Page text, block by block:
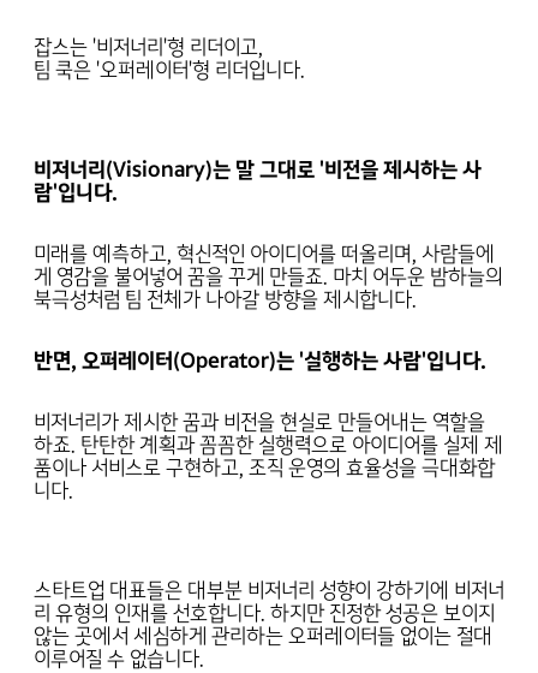
잡스는 '비저너리'형 리더이고,
팀 쿡은 '오퍼레이터'형 리더입니다.
비저너리(Visionary)는 말 그대로 '비전을 제시하는 사
람'입니다.
미래를 예측하고, 혁신적인 아이디어를 떠올리며, 사람들에
게 영감을 불어넣어 꿈을 꾸게 만들죠. 마치 어두운 밤하늘의
북극성처럼 팀 전체가 나아갈 방향을 제시합니다.
반면, 오퍼레이터(Operator)는 '실행하는 사람'입니다.
비저너리가 제시한 꿈과 비전을 현실로 만들어내는 역할을
하죠. 탄탄한 계획과 꼼꼼한 실행력으로 아이디어를 실제 제
품이나 서비스로 구현하고, 조직 운영의 효율성을 극대화합
니다.
스타트업 대표들은 대부분 비저너리 성향이 강하기에 비저너
리 유형의 인재를 선호합니다. 하지만 진정한 성공은 보이지
않는 곳에서 세심하게 관리하는 오퍼레이터들 없이는 절대
이루어질 수 없습니다.